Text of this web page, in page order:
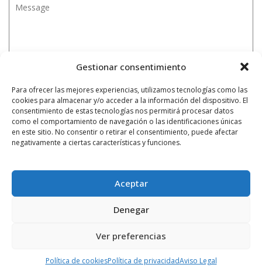
Gestionar consentimiento
Para ofrecer las mejores experiencias, utilizamos tecnologías como las
cookies para almacenar y/o acceder a la información del dispositivo. El
consentimiento de estas tecnologías nos permitirá procesar datos
como el comportamiento de navegación o las identificaciones únicas
en este sitio. No consentir o retirar el consentimiento, puede afectar
negativamente a ciertas características y funciones.
Aceptar
Denegar
Ver preferencias
Política de cookiesPolítica de privacidadAviso Legal
aprobado.